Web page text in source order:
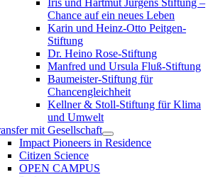
Chance auf ein neues Leben
Karin und Heinz-Otto Peitgen-
Stiftung
Dr. Heino Rose-Stiftung
Manfred und Ursula Fluß-Stiftung
Baumeister-Stiftung für
Chancengleichheit
Kellner & Stoll-Stiftung für Klima
und Umwelt
mit Gesellschaft
Impact Pioneers in Residence
Citizen Science
OPEN CAMPUS